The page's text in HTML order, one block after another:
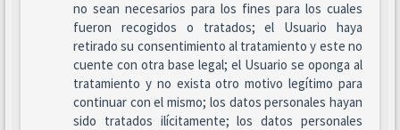
no sean necesarios para los fines para los cuales
fueron recogidos o tratados; el Usuario haya
retirado su consentimiento al tratamiento y este no
cuente con otra base legal; el Usuario se oponga al
tratamiento y no exista otro motivo legítimo para
continuar con el mismo; los datos personales hayan
sido tratados ilícitamente; los datos personales